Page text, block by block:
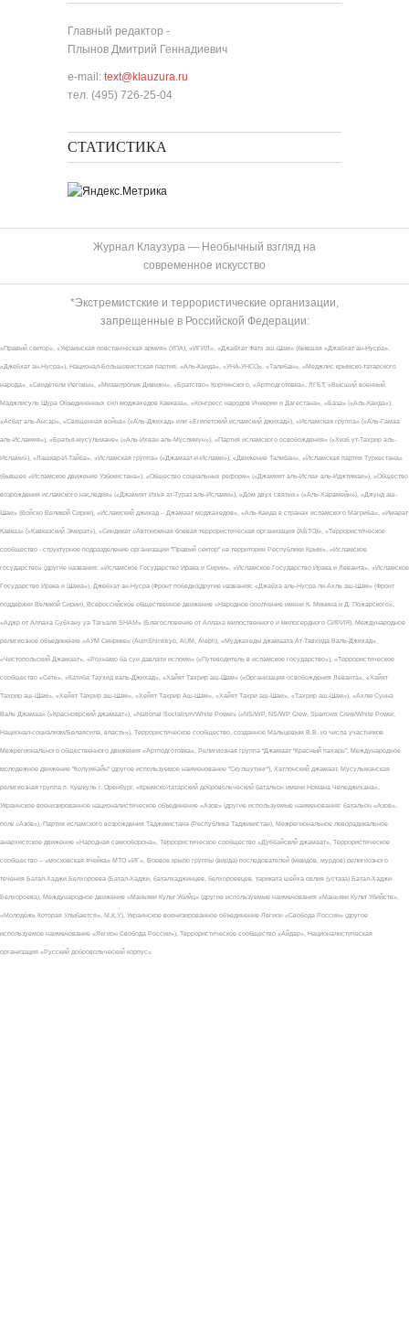
Главный редактор -
Плынов Дмитрий Геннадиевич
e-mail: text@klauzura.ru
тел. (495) 726-25-04
СТАТИСТИКА
Журнал Клаузура — Необычный взгляд на
современное искусство
*Экстремистские и террористические организации,
запрещенные в Российской Федерации:
«Правый сектор», «Украинская повстанческая армия» (УПА), «ИГИЛ», «Джабхат Фатх аш-Шам» (бывшая «Джабхат ан-Нусра»,
«Джебхат ан-Нусра»), Национал-Большевистская партия, «Аль-Каида», «УНА-УНСО», «Талибан», «Меджлис крымско-татарского
народа», «Свидетели Иеговы», «Мизантропик Дивижн», «Братство» Корчинского, «Артподготовка», ЛГБТ, «Высший военный
Маджлисуль Шура Объединенных сил моджахедов Кавказа», «Конгресс народов Ичкерии и Дагестана», «База» («Аль-Каида»),
«Асбат аль-Ансар», «Священная война» («Аль-Джихад» или «Египетский исламский джихад»), «Исламская группа» («Аль-Гамаа
аль-Исламия»), «Братья-мусульмане» («Аль-Ихван аль-Муслимун»), «Партия исламского освобождения» («Хизб ут-Тахрир аль-
Ислами»), «Лашкар-И-Тайба», «Исламская группа» («Джамаат-и-Ислами»), «Движение Талибан», «Исламская партия Туркестана»
(бывшее «Исламское движение Узбекистана»), «Общество социальных реформ» («Джамият аль-Ислах аль-Иджтимаи»), «Общество
возрождения исламского наследия» («Джамият Ихья ат-Тураз аль-Ислами»), «Дом двух святых» («Аль-Харамейн»), «Джунд аш-
Шам» (Войско Великой Сирии), «Исламский джихад – Джамаат моджахедов», «Аль-Каида в странах исламского Магриба», «Имарат
Кавказ» («Кавказский Эмират»), «Синдикат «Автономная боевая террористическая организация (АБТО)», «Террористическое
сообщество - структурное подразделение организации "Правый сектор" на территории Республики Крым», «Исламское
государство» (другие названия: «Исламское Государство Ирака и Сирии», «Исламское Государство Ирака и Леванта», «Исламское
Государство Ирака и Шама»), Джебхат ан-Нусра (Фронт победы)(другие названия: «Джабха аль-Нусра ли-Ахль аш-Шам» (Фронт
поддержки Великой Сирии), Всероссийское общественное движение «Народное ополчение имени К. Минина и Д. Пожарского»,
«Аджр от Аллаха Субхану уа Тагьаля SHAM» (Благословение от Аллаха милоственного и милосердного СИРИЯ), Международное
религиозное объединение «АУМ Синрике» (AumShinrikyo, AUM, Aleph), «Муджахеды джамаата Ат-Тавхида Валь-Джихад»,
«Чистопольский Джамаат», «Рохнамо ба суи давлати исломи» («Путеводитель в исламское государство»), «Террористическое
сообщество «Сеть», «Катиба Таухид валь-Джихад», «Хайят Тахрир аш-Шам» («Организация освобождения Леванта», «Хайят
Тахрир аш-Шам», «Хейят Тахрир аш-Шам», «Хейят Тахрир Аш-Шам», «Хайят Тахри аш-Шам», «Тахрир аш-Шам»), «Ахлю Сунна
Валь Джамаа» («Красноярский джамаат»), «National Socialism/White Power» («NS/WP, NS/WP Crew, Sparrows Crew/White Power,
Национал-социализм/Белаясила, власть»), Террористическое сообщество, созданное Мальцевым В.В. из числа участников
Межрегионального общественного движения «Артподготовка», Религиозная группа “Джамаат “Красный пахарь”, Международное
молодежное движение "Колумбайн" (другое используемое наименование "Скулшутинг"), Хатлонский джамаат, Мусульманская
религиозная группа п. Кушкуль г. Оренбург, «Крымско-татарский добровольческий батальон имени Номана Челеджихана»,
Украинское военизированное националистическое объединение «Азов» (другие используемые наименования: батальон «Азов»,
полк «Азов»), Партия исламского возрождения Таджикистана (Республика Таджикистан), Межрегиональное леворадикальное
анархистское движение «Народная самооборона», Террористическое сообщество «Дуббайский джамаат», Террористическое
сообщество – «московская ячейка» МТО «ИГ», Боевое крыло группы (вирда) последователей (мюидов, мурдов) религиозного
течения Батал-Хаджи Белхороева (Батал-Хаджи, баталхаджинцев, белхороевцев, тариката шейха овлия (устаза) Батал-Хаджи
Белхороева), Международное движение «Маньяки Культ Убийц» (другие используемые наименования «Маньяки Культ Убийств»,
«Молодёжь Которая Улыбается», М.К.У.), Украинское военизированное объединение Легион «Свобода России» (другое
используемое наименование «Легион Свобода России»), Террористическое сообщество «Айдар», Националистическая
организация «Русский добровольческий корпус»